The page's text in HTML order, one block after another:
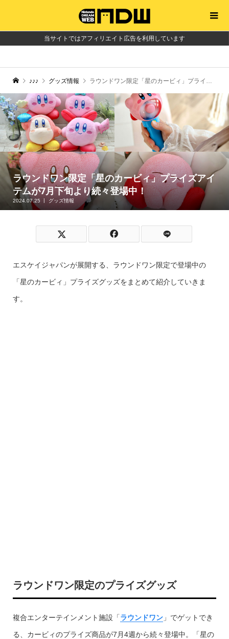
当サイトではアフィリエイト広告を利用しています
♪♪♪ グッズ情報 ラウンドワン限定「星のカービィ」プライズアイテムが7月下旬より続々登場中！
ラウンドワン限定「星のカービィ」プライズアイ
テムが7月下旬より続々登場中！
2024.07.25 グッズ情報
エスケイジャパンが展開する、ラウンドワン限定で登場中の
「星のカービィ」プライズグッズをまとめて紹介していきま
す。
ラウンドワン限定のプライズグッズ
複合エンターテインメント施設「ラウンドワン」でゲットでき
る、カービィのプライズ商品が7月4週から続々登場中。「星の